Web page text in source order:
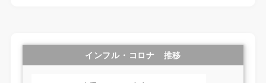
インフル・コロナ 推移